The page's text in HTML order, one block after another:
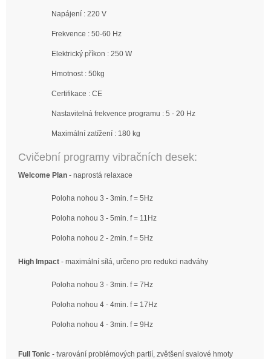
Napájení : 220 V
Frekvence : 50-60 Hz
Elektrický příkon : 250 W
Hmotnost : 50kg
Certifikace : CE
Nastavitelná frekvence programu : 5 - 20 Hz
Maximální zatížení : 180 kg
Cvičební programy vibračních desek:
Welcome Plan - naprostá relaxace
Poloha nohou 3 - 3min. f = 5Hz
Poloha nohou 3 - 5min. f = 11Hz
Poloha nohou 2 - 2min. f = 5Hz
High Impact - maximální sílá, určeno pro redukci nadváhy
Poloha nohou 3 - 3min. f = 7Hz
Poloha nohou 4 - 4min. f = 17Hz
Poloha nohou 4 - 3min. f = 9Hz
Full Tonic - tvarování problémových partií, zvětšení svalové hmoty